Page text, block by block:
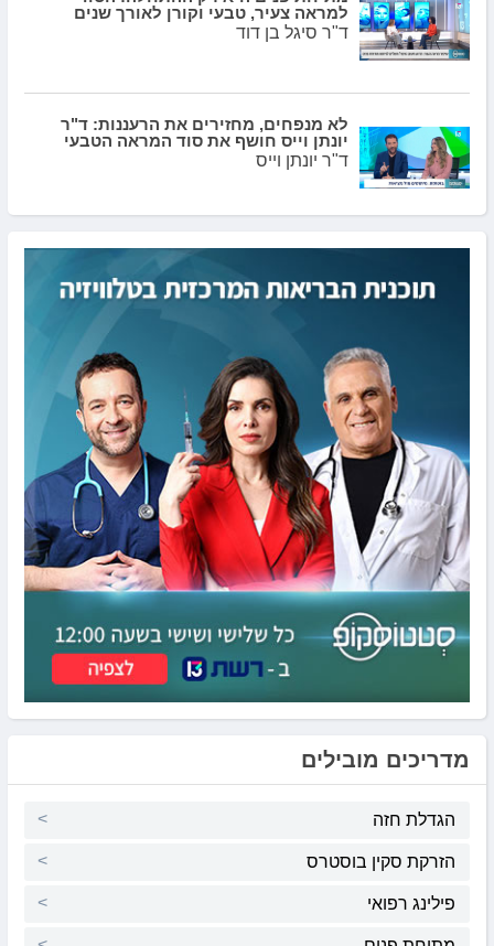
למראה צעיר, טבעי וקורן לאורך שנים
ד"ר סיגל בן דוד
לא מנפחים, מחזירים את הרעננות: ד"ר
יונתן וייס חושף את סוד המראה הטבעי
ד"ר יונתן וייס
מדריכים מובילים
הגדלת חזה
הזרקת סקין בוסטרס
פילינג רפואי